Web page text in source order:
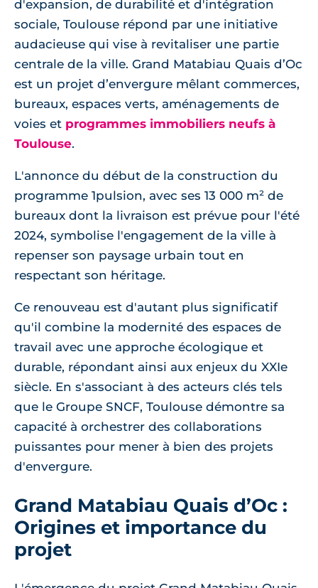
d'expansion, de durabilité et d'intégration
sociale, Toulouse répond par une initiative
audacieuse qui vise à revitaliser une partie
centrale de la ville. Grand Matabiau Quais d’Oc
est un projet d’envergure mêlant commerces,
bureaux, espaces verts, aménagements de
voies et programmes immobiliers neufs à
Toulouse.
L'annonce du début de la construction du
programme 1pulsion, avec ses 13 000 m² de
bureaux dont la livraison est prévue pour l'été
2024, symbolise l'engagement de la ville à
repenser son paysage urbain tout en
respectant son héritage.
Ce renouveau est d'autant plus significatif
qu'il combine la modernité des espaces de
travail avec une approche écologique et
durable, répondant ainsi aux enjeux du XXIe
siècle. En s'associant à des acteurs clés tels
que le Groupe SNCF, Toulouse démontre sa
capacité à orchestrer des collaborations
puissantes pour mener à bien des projets
d'envergure.
Grand Matabiau Quais d’Oc :
Origines et importance du
projet